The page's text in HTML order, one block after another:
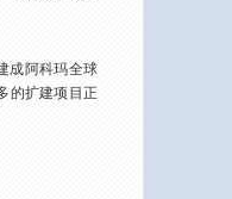
阿科玛全球
的扩建项目正